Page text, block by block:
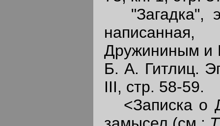
"Загадка",
Дружининым и
Б. А. Гитлиц.
III, стр. 58-59.
<Записка о